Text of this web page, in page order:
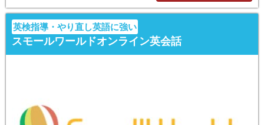
英検指導・やり直し英語に強い
スモールワールドオンライン英会話